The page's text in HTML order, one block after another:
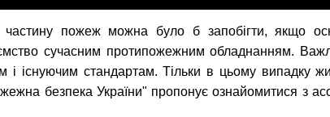
пожеж можна було б запобігти, якщо
сучасним протипожежним обладнанням.
і існуючим стандартам. Тільки в цьому випадку
безпека України" пропонує ознайомитися з